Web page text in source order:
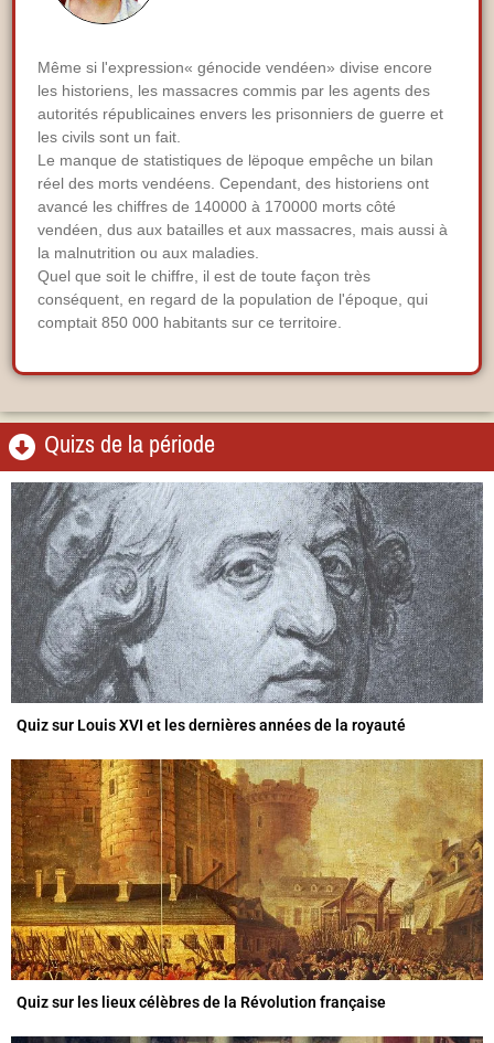
Même si l'expression« génocide vendéen» divise encore
les historiens, les massacres commis par les agents des
autorités républicaines envers les prisonniers de guerre et
les civils sont un fait.
Le manque de statistiques de lëpoque empêche un bilan
réel des morts vendéens. Cependant, des historiens ont
avancé les chiffres de 140000 à 170000 morts côté
vendéen, dus aux batailles et aux massacres, mais aussi à
la malnutrition ou aux maladies.
Quel que soit le chiffre, il est de toute façon très
conséquent, en regard de la population de l'époque, qui
comptait 850 000 habitants sur ce territoire.
Quizs de la période
Quiz sur Louis XVI et les dernières années de la royauté
Quiz sur les lieux célèbres de la Révolution française